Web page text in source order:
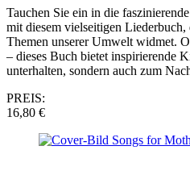
Tauchen Sie ein in die
mit diesem vielseitigen Liederbuch,
Themen unserer Umwelt widmet.
– dieses Buch bietet inspirierende
unterhalten, sondern auch zum
PREIS:
16,80 €